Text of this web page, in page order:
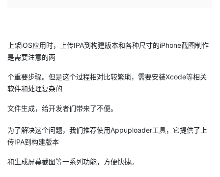
发
我
的
博
客
我
的
论
我
的
我
开
者
学
堂
我
的
我
支
持
我
的
我
上架iOS应用时，上传IPA到构建版本和各种尺寸的iPhone截图制作
是需要注意的两
个重要步骤。但是这个过程相对比较繁琐，需要安装Xcode等相关
软件和处理复杂的
文件生成，给开发者们带来了不便。
为了解决这个问题，我们推荐使用Appuploader工具，它提供了上
传IPA到构建版本
和生成屏幕截图等一系列功能，方便快捷。